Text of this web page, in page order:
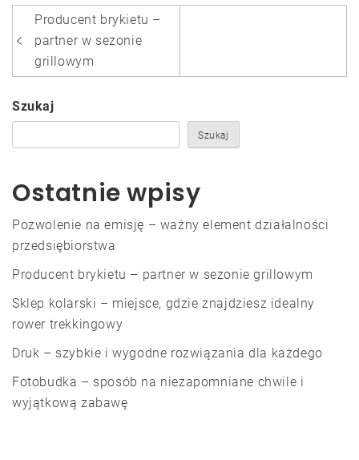
Nawigacja
wpisu
Producent brykietu –
partner w sezonie
grillowym
Szukaj
Szukaj
Ostatnie wpisy
Pozwolenie na emisję – ważny element działalności
przedsiębiorstwa
Producent brykietu – partner w sezonie grillowym
Sklep kolarski – miejsce, gdzie znajdziesz idealny
rower trekkingowy
Druk – szybkie i wygodne rozwiązania dla każdego
Fotobudka – sposób na niezapomniane chwile i
wyjątkową zabawę